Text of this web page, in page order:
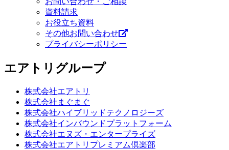
資料請求
お役立ち資料
その他お問い合わせ
プライバシーポリシー
エアトリグループ
株式会社エアトリ
株式会社まぐまぐ
株式会社ハイブリッドテクノロジーズ
株式会社インバウンドプラットフォーム
株式会社エヌズ・エンタープライズ
株式会社エアトリプレミアム倶楽部